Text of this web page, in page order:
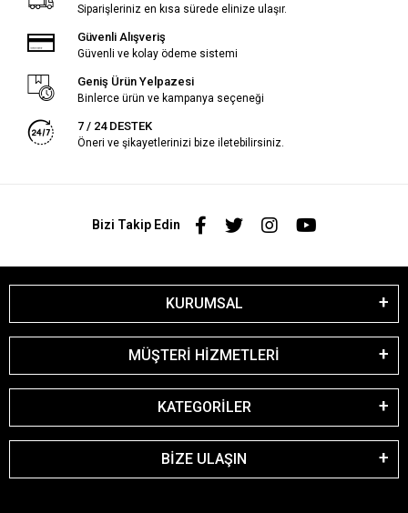
Siparişleriniz en kısa sürede elinize ulaşır.
Güvenli Alışveriş
Güvenli ve kolay ödeme sistemi
Geniş Ürün Yelpazesi
Binlerce ürün ve kampanya seçeneği
7 / 24 DESTEK
Öneri ve şikayetlerinizi bize iletebilirsiniz.
Bizi Takip Edin
KURUMSAL
MÜŞTERİ HİZMETLERİ
KATEGORİLER
BİZE ULAŞIN